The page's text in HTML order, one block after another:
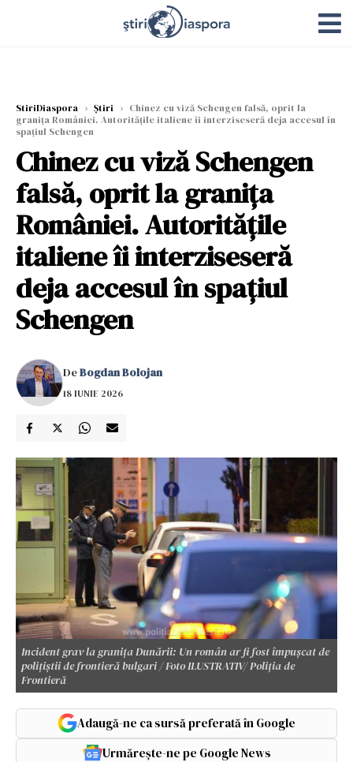
StiriDiaspora › Știri › Chinez cu viză Schengen falsă, oprit la
granița României. Autoritățile italiene îi interziseseră deja accesul în
spațiul Schengen
Chinez cu viză Schengen
falsă, oprit la granița
României. Autoritățile
italiene îi interziseseră
deja accesul în spațiul
Schengen
DeBogdan Bolojan
18 IUNIE 2026
Incident grav la granița Dunării: Un român ar fi fost împușcat de
polițiștii de frontieră bulgari / Foto ILUSTRATIV/ Poliția de
Frontieră
Adaugă-ne ca sursă preferată în Google
Urmărește-ne pe Google News